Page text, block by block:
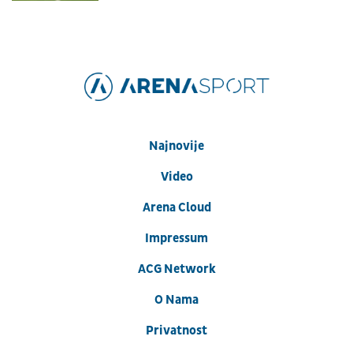
Najnovije
Video
Arena Cloud
Impressum
ACG Network
O Nama
Privatnost